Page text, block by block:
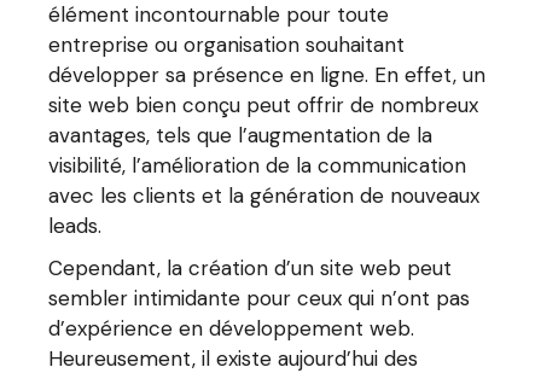
élément incontournable pour toute
entreprise ou organisation souhaitant
développer sa présence en ligne. En effet, un
site web bien conçu peut offrir de nombreux
avantages, tels que l’augmentation de la
visibilité, l’amélioration de la communication
avec les clients et la génération de nouveaux
leads.
Cependant, la création d’un site web peut
sembler intimidante pour ceux qui n’ont pas
d’expérience en développement web.
Heureusement, il existe aujourd’hui des